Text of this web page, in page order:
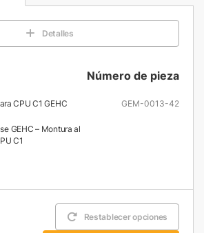
Detalles
Número de pieza
CPU C1 GEHC
GEHC – Montura al
C1
GEM-0013-42
Restablecer opciones